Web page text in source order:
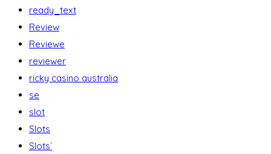
ready_text
Review
Reviewe
reviewer
ricky casino australia
se
slot
Slots
Slots`